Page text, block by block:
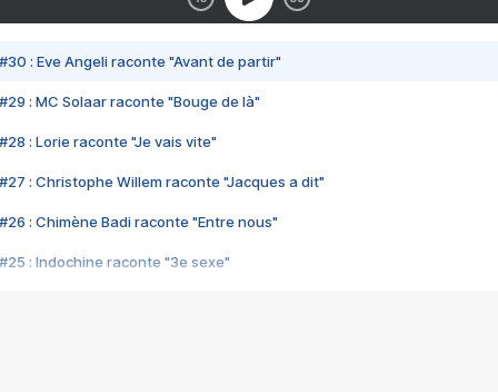
#30 : Eve Angeli raconte "Avant de partir"
#29 : MC Solaar raconte "Bouge de là"
#28 : Lorie raconte "Je vais vite"
#27 : Christophe Willem raconte "Jacques a dit"
#26 : Chimène Badi raconte "Entre nous"
#25 : Indochine raconte "3e sexe"